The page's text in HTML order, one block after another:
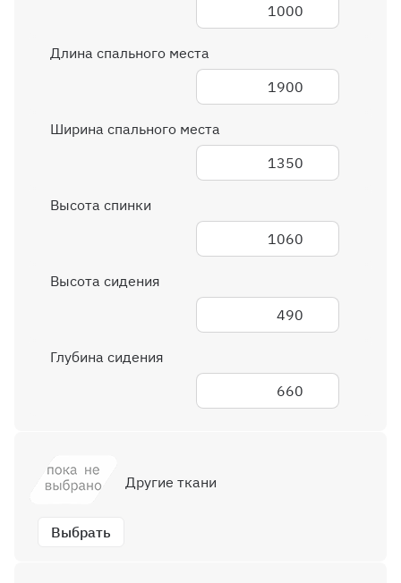
1000
Длина спального места
1900
Ширина спального места
1350
Высота спинки
1060
Высота сидения
490
Глубина сидения
660
Выбрать
Другие ткани